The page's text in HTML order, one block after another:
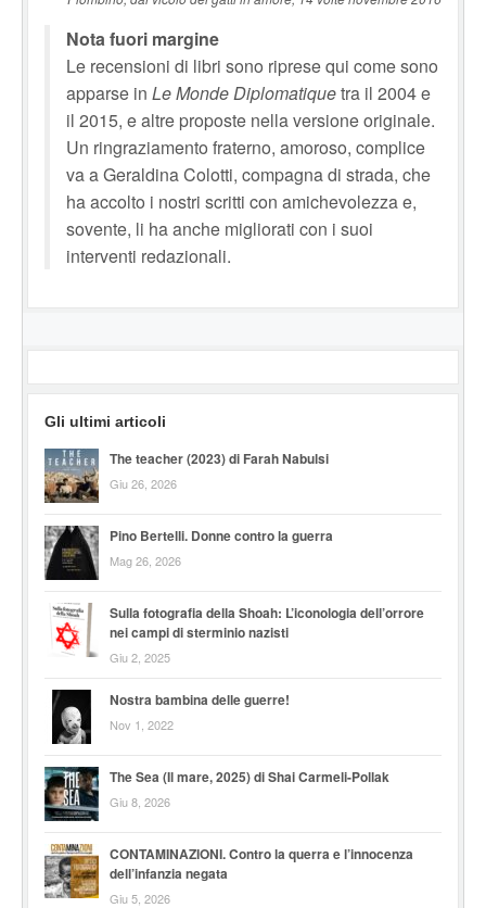
Nota fuori margine
Le recensioni di libri sono riprese qui come sono
apparse in Le Monde Diplomatiquetra il 2004 e
il 2015, e altre proposte nella versione originale.
Un ringraziamento fraterno, amoroso, complice
va a Geraldina Colotti, compagna di strada, che
ha accolto i nostri scritti con amichevolezza e,
sovente, li ha anche migliorati con i suoi
interventi redazionali.
Gli ultimi articoli
The teacher (2023) di Farah Nabulsi
Giu 26, 2026
Pino Bertelli. Donne contro la guerra
Mag 26, 2026
Sulla fotografia della Shoah: L’iconologia dell’orrore
nei campi di sterminio nazisti
Giu 2, 2025
Nostra bambina delle guerre!
Nov 1, 2022
The Sea (Il mare, 2025) di Shai Carmeli-Pollak
Giu 8, 2026
CONTAMINAZIONI. Contro la querra e l’innocenza
dell’infanzia negata
Giu 5, 2026